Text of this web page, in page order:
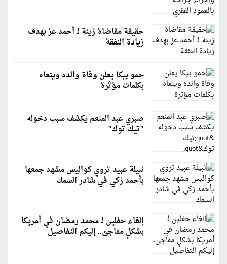
حقيقة مقاضاة زينة لـ أحمد عز بهدف
زيادة النفقة
حمو بيكا يعلن وفاة والده وينعاه
بكلمات مؤثرة
صبري عبد المنعم يكشف سبب دخوله
"تيك توك"
نبيلة عبيد تروي كواليس مشهد جمعها
بأحمد زكي في شادر السمك
إلغاء حفلين لـ محمد رمضان في أمريكا
بشكلٍ مفاجئ.. إليكم التفاصيل